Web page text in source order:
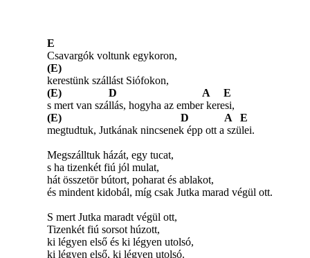
E
Csavargók voltunk egykoron,
(E)
kerestünk szállást Siófokon,
(E) D A E
s mert van szállás, hogyha az ember keresi,
(E) D A E
megtudtuk, Jutkának nincsenek épp ott a szülei.
Megszálltuk házát, egy tucat,
s ha tizenkét fiú jól mulat,
hát összetör bútort, poharat és ablakot,
és mindent kidobál, míg csak Jutka marad végül ott.
S mert Jutka maradt végül ott,
Tizenkét fiú sorsot húzott,
ki légyen első és ki légyen utolsó,
ki légyen első, ki légyen utolsó.